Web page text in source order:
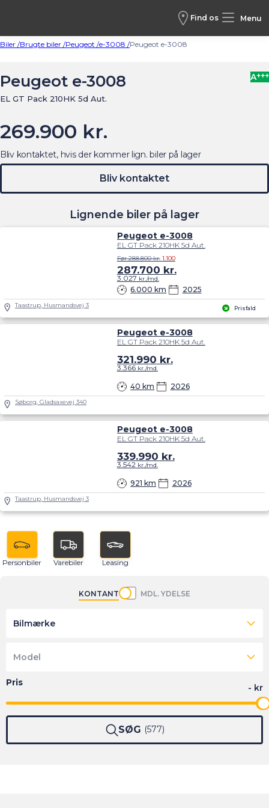
Find os Menu
Biler /Brugte biler /Peugeot /e-3008 /Peugeot e-3008
Peugeot e-3008
EL GT Pack 210HK 5d Aut.
A+++
269.900 kr.
Lignende biler på lager
Prisfald
Peugeot e-3008
EL GT Pack 210HK 5d Aut.
6.000 km 2025
Før 288.800 kr. 1.100
287.700 kr.
3.027 kr./md.
Taastrup, Husmandsvej 3
Peugeot e-3008
EL GT Pack 210HK 5d Aut.
40 km 2026
321.990 kr.
3.366kr./md.
Søborg, Gladsaxevej 340
Peugeot e-3008
EL GT Pack 210HK 5d Aut.
921 km 2026
339.990 kr.
3.542kr./md.
Taastrup, Husmandsvej 3
Bliv kontaktet, hvis der kommer lign. biler på lager
Bliv kontaktet
Personbiler Varebiler Leasing
KONTANT MDL. YDELSE
Bilmærke
Model
SØG 577